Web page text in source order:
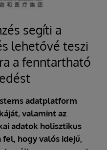
segíti a
lehetővé teszi
a fenntartható
adatplatform
valamint az
adatok holisztikus
hogy valós idejű,